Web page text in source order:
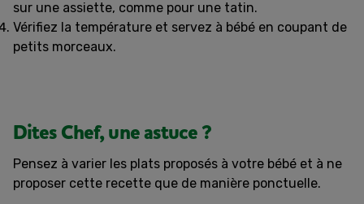
sur une assiette, comme pour une tatin.
Vérifiez la température et servez à bébé en coupant de
petits morceaux.
Dites Chef, une astuce ?
Pensez à varier les plats proposés à votre bébé et à ne
proposer cette recette que de manière ponctuelle.